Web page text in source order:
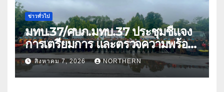
ข่าวทั่วไป
มทบ.37/ศบภ.มทบ.37 ประชุมชี้แจง
การเตรียมการ และตรวจความพร้อม
ด้านการบรรเทาสาธารณภัย
สิงหาคม 7, 2026 NORTHERN